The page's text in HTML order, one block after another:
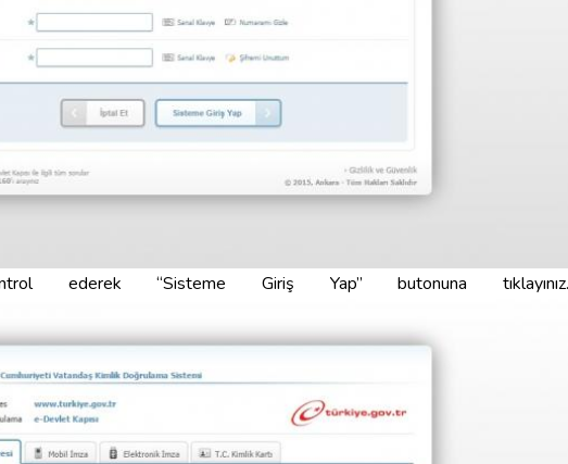
ederek “Sisteme Giriş Yap” butonuna tıklayınız.